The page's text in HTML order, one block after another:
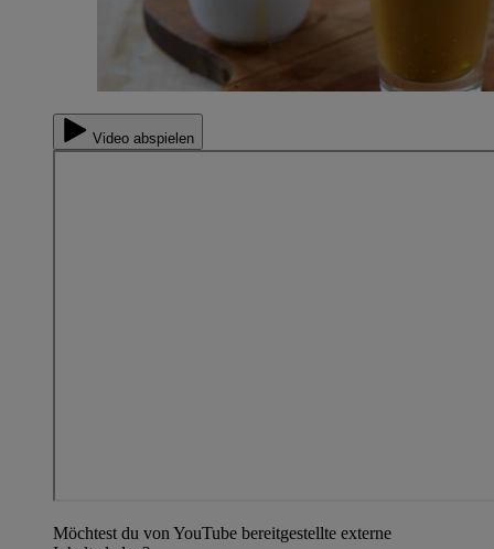
Video abspielen
Möchtest du von YouTube bereitgestellte externe